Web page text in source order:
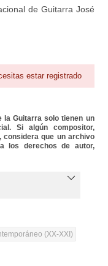
de Guitarra José
estar registrado
la Guitarra solo tienen un
Si algún compositor,
considera que un archivo
los derechos de autor,
(XX-XXI)